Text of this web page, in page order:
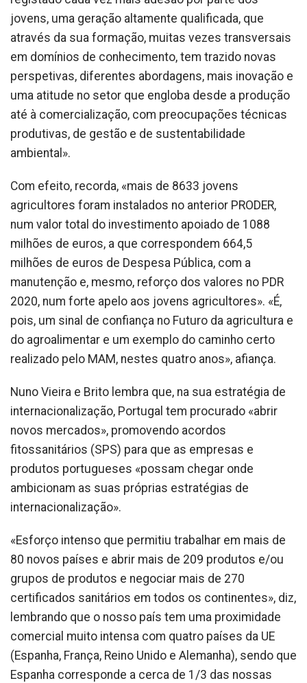
jovens, uma geração altamente qualificada, que
através da sua formação, muitas vezes transversais
em domínios de conhecimento, tem trazido novas
perspetivas, diferentes abordagens, mais inovação e
uma atitude no setor que engloba desde a produção
até à comercialização, com preocupações técnicas
produtivas, de gestão e de sustentabilidade
ambiental».
Com efeito, recorda, «mais de 8633 jovens
agricultores foram instalados no anterior PRODER,
num valor total do investimento apoiado de 1088
milhões de euros, a que correspondem 664,5
milhões de euros de Despesa Pública, com a
manutenção e, mesmo, reforço dos valores no PDR
2020, num forte apelo aos jovens agricultores». «É,
pois, um sinal de confiança no Futuro da agricultura e
do agroalimentar e um exemplo do caminho certo
realizado pelo MAM, nestes quatro anos», afiança.
Nuno Vieira e Brito lembra que, na sua estratégia de
internacionalização, Portugal tem procurado «abrir
novos mercados», promovendo acordos
fitossanitários (SPS) para que as empresas e
produtos portugueses «possam chegar onde
ambicionam as suas próprias estratégias de
internacionalização».
«Esforço intenso que permitiu trabalhar em mais de
80 novos países e abrir mais de 209 produtos e/ou
grupos de produtos e negociar mais de 270
certificados sanitários em todos os continentes», diz,
lembrando que o nosso país tem uma proximidade
comercial muito intensa com quatro países da UE
(Espanha, França, Reino Unido e Alemanha), sendo que
Espanha corresponde a cerca de 1/3 das nossas